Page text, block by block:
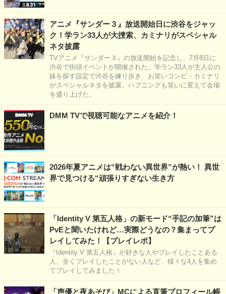
アニメ『サンダー３』放送開始日に渋谷をジャッ
ク！学ラン33人が大捜索、カミナリがスペシャル
ネタ披露
TVアニメ『サンダー３』の放送開始を記念し、7月8日に
渋谷で街頭イベントが開催された。学ラン33人が主人公の
妹を探す設定で渋谷を練り歩き、お笑いコンビ・カミナリ
がスペシャルネタを披露。ハプニングも笑いに変えて会場
を盛り上げた。
DMM TVで視聴可能なアニメを紹介！
2026年夏アニメは“戦わない異世界”が熱い！ 異世
界で見つける“頑張りすぎない生き方
「Identity V 第五人格」の新モード“手記の加筆”は
PvEと聞いたけれど…実際どうなの？集まってプ
レイしてみた！【プレイレポ】
『Identity V 第五人格』が好きな人やプレイしたことある
人、全くプレイしたことがない人など、様々な4人を集め
てプレイしてみました！
「声優と夜あそび」MCによる直筆プロフィール帳